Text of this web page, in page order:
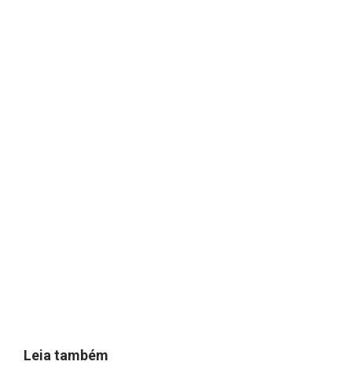
Leia também